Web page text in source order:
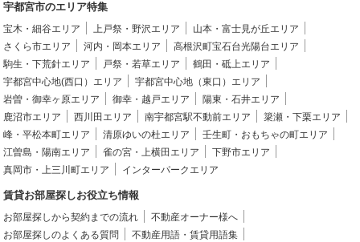
宇都宮市のエリア特集
宝木・細谷エリア 上戸祭・野沢エリア
山本・富士見が丘エリア
さくら市エリア
河内・岡本エリア
高根沢町宝石台光陽台エリア
駒生・下荒針エリア
戸祭・若草エリア
鶴田・砥上エリア
宇都宮中心地(西口）エリア
宇都宮中心地（東口）エリア
岩曽・御幸ヶ原エリア
御幸・越戸エリア
陽東・石井エリア
鹿沼市エリア
西川田エリア 南宇都宮駅不動前エリア
簗瀬・下栗エリア
峰・平松本町エリア
清原ゆいの杜エリア
壬生町・おもちゃの町エリア
江曽島・陽南エリア
雀の宮・上横田エリア
下野市エリア
真岡市・上三川町エリア
インターパークエリア
賃貸お部屋探しお役立ち情報
お部屋探しから契約までの流れ
不動産オーナー様へ
お部屋探しのよくある質問
不動産用語・賃貸用語集